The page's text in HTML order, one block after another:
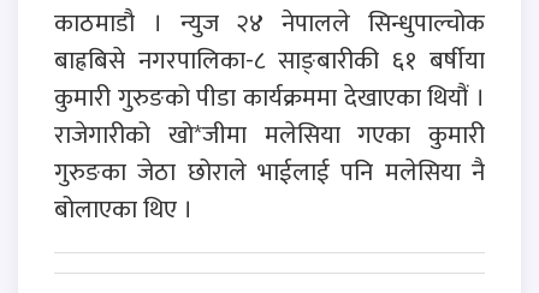
काठमाडौ । न्युज २४ नेपालले सिन्धुपाल्चोक
बाह्रबिसे नगरपालिका-८ साङ्बारीकी ६१ बर्षीया
कुमारी गुरुङको पीडा कार्यक्रममा देखाएका थियौं ।
राजेगारीको खो*जीमा मलेसिया गएका कुमारी
गुरुङका जेठा छोराले भाईलाई पनि मलेसिया नै
बोलाएका थिए ।